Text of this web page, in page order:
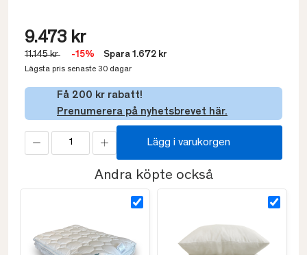
9.473 kr
11.145 kr -15% Spara 1.672 kr
Lägsta pris senaste 30 dagar
Få 200 kr rabatt!
Prenumerera på nyhetsbrevet här.
Lägg i varukorgen
Andra köpte också